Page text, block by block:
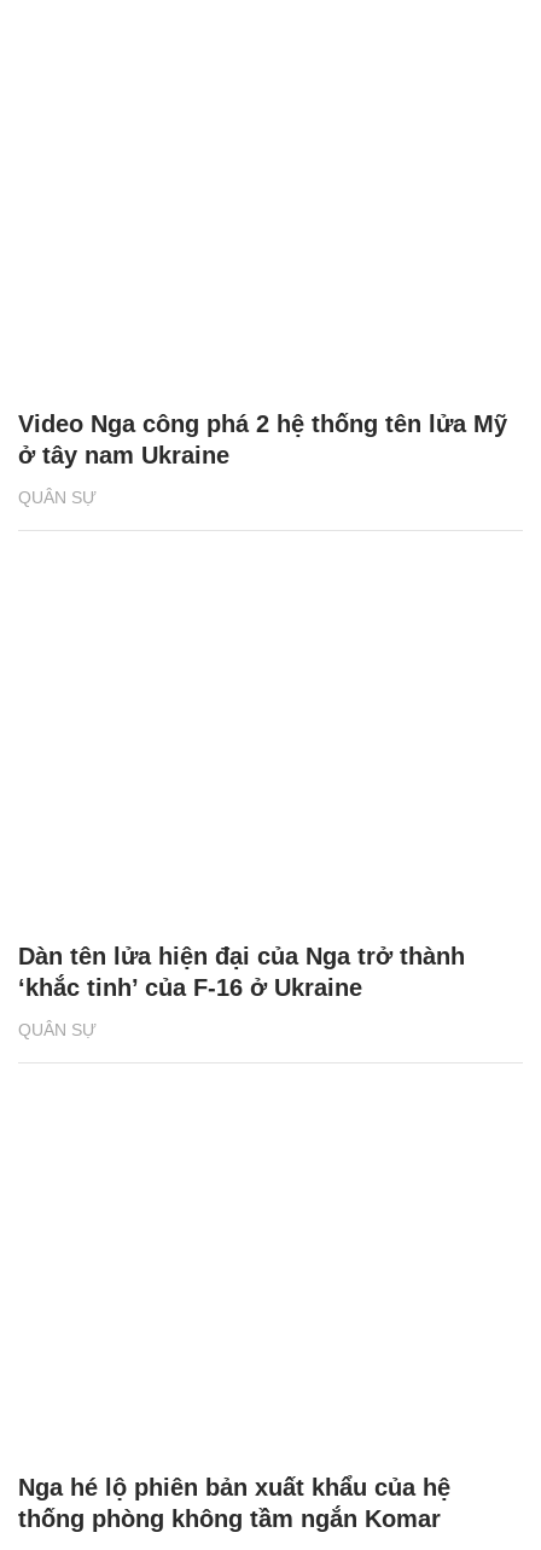
QUÂN SỰ
Video Nga công phá 2 hệ thống tên lửa Mỹ
ở tây nam Ukraine
QUÂN SỰ
Dàn tên lửa hiện đại của Nga trở thành
‘khắc tinh’ của F-16 ở Ukraine
Nga hé lộ phiên bản xuất khẩu của hệ
thống phòng không tầm ngắn Komar